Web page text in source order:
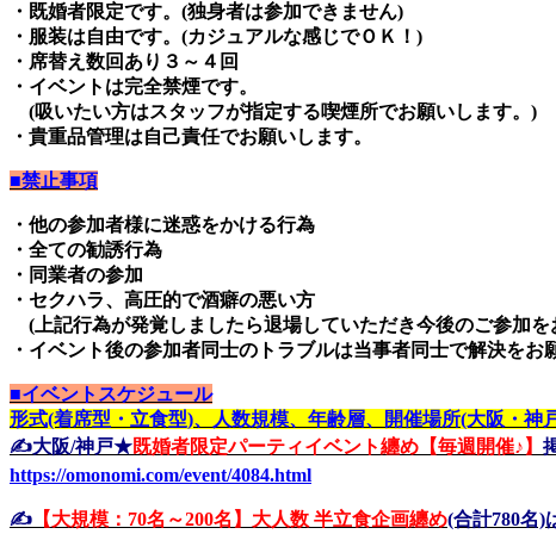
・既婚者限定です。(独身者は参加できません)
・服装は自由です。(カジュアルな感じでＯＫ！)
・席替え数回あり３～４回
・イベントは完全禁煙です。
(吸いたい方はスタッフが指定する喫煙所でお願いします。)
・貴重品管理は自己責任でお願いします。
■禁止事項
・他の参加者様に迷惑をかける行為
・全ての勧誘行為
・同業者の参加
・セクハラ、高圧的で酒癖の悪い方
(上記行為が発覚しましたら退場していただき今後のご参加を
・イベント後の参加者同士のトラブルは当事者同士で解決をお
■イベントスケジュール
形式(着席型・立食型)、人数規模、年齢層、開催場所(大阪・
✍️大阪/神戸★既婚者限定パーティイベント纏め【毎週開催♪】
https://omonomi.com/event/4084.html
✍️ 【大規模：70名～200名】大人数 半立食企画纏め(合計780名